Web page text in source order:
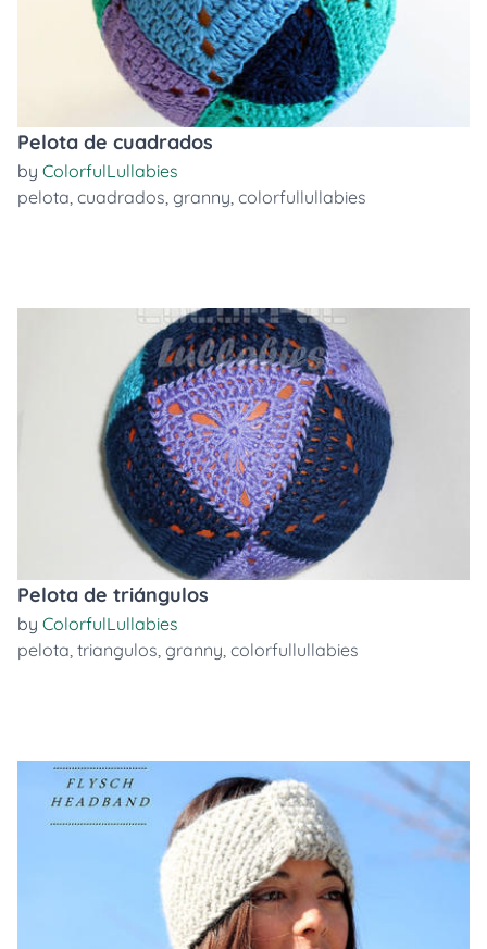
Pelota de cuadrados
by ColorfulLullabies
pelota, cuadrados, granny, colorfullullabies
Pelota de triángulos
by ColorfulLullabies
pelota, triangulos, granny, colorfullullabies